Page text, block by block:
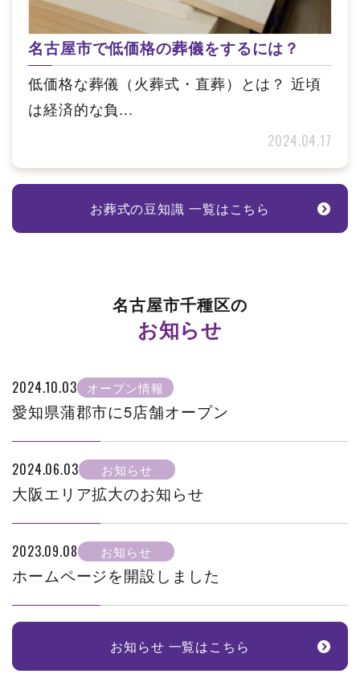
名古屋市で低価格の葬儀をするには？
低価格な葬儀（火葬式・直葬）とは？ 近頃
は経済的な負...
2024.04.17
お葬式の豆知識 一覧はこちら
名古屋市千種区の
お知らせ
2024.10.03 オープン情報
愛知県蒲郡市に5店舗オープン
2024.06.03 お知らせ
大阪エリア拡大のお知らせ
2023.09.08 お知らせ
ホームページを開設しました
お知らせ 一覧はこちら